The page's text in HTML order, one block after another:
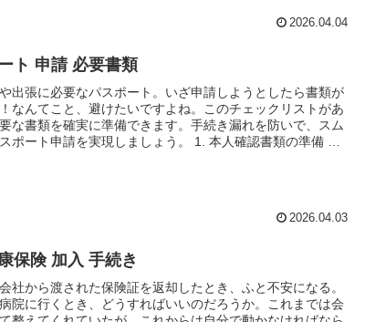
2026.04.04
ト 申請 必要書類
出張に必要なパスポート。いざ申請しようとしたら書類が
なんてこと、避けたいですよね。このチェックリストがあ
な書類を確実に準備できます。手続き漏れを防いで、スム
ポート申請を実現しましょう。 1. 本人確認書類の準備 運
2026.04.03
保険 加入 手続き
社から渡された保険証を返却したとき、ふと不安になる。
院に行くとき、どうすればいいのだろうか。これまでは会